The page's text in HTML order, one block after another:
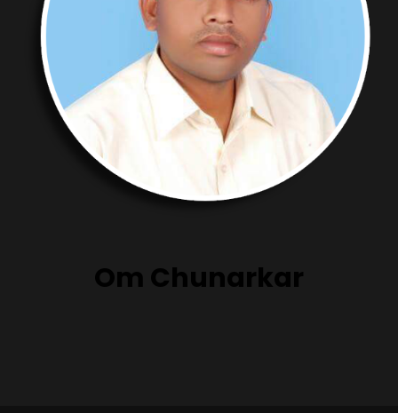
Om Chunarkar